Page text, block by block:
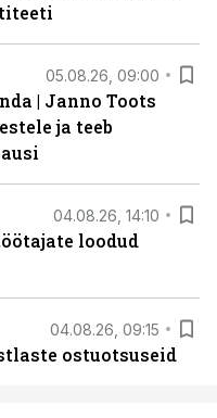
05.08.26, 09:00
| Janno Toots
ja teeb
04.08.26, 14:10
loodud
04.08.26, 09:15
ostuotsuseid